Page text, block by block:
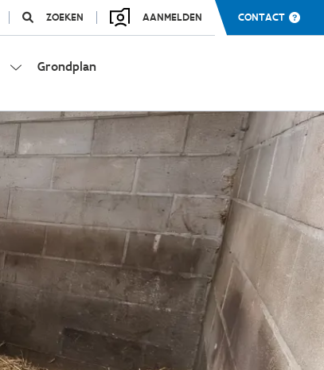
ZOEKEN AANMELDEN CONTACT
Grondplan